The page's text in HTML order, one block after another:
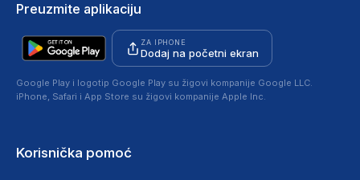
Preuzmite aplikaciju
ZA IPHONE
Dodaj na početni ekran
Google Play i logotip Google Play su žigovi kompanije Google LLC.
iPhone, Safari i App Store su žigovi kompanije Apple Inc.
Korisnička pomoć